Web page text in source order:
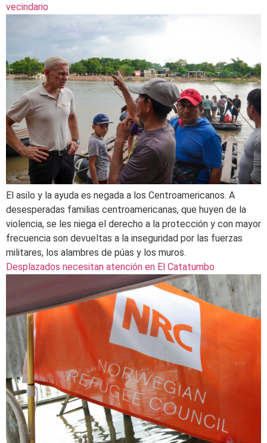
vecindario
El asilo y la ayuda es negada a los Centroamericanos. A
desesperadas familias centroamericanas, que huyen de la
violencia, se les niega el derecho a la protección y con mayor
frecuencia son devueltas a la inseguridad por las fuerzas
militares, los alambres de púas y los muros.
Desplazados necesitan atención en El Catatumbo